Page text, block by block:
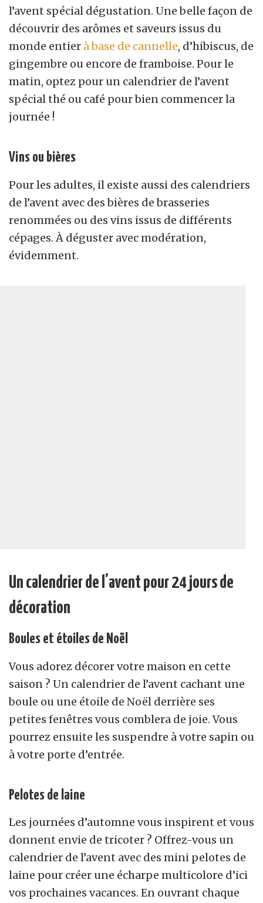
l’avent spécial dégustation. Une belle façon de
découvrir des arômes et saveurs issus du
monde entier à base de cannelle, d’hibiscus, de
gingembre ou encore de framboise. Pour le
matin, optez pour un calendrier de l’avent
spécial thé ou café pour bien commencer la
journée !
Vins ou bières
Pour les adultes, il existe aussi des calendriers
de l’avent avec des bières de brasseries
renommées ou des vins issus de différents
cépages. À déguster avec modération,
évidemment.
Un calendrier de l’avent pour 24 jours de
décoration
Boules et étoiles de Noël
Vous adorez décorer votre maison en cette
saison ? Un calendrier de l’avent cachant une
boule ou une étoile de Noël derrière ses
petites fenêtres vous comblera de joie. Vous
pourrez ensuite les suspendre à votre sapin ou
à votre porte d’entrée.
Pelotes de laine
Les journées d’automne vous inspirent et vous
donnent envie de tricoter ? Offrez-vous un
calendrier de l’avent avec des mini pelotes de
laine pour créer une écharpe multicolore d’ici
vos prochaines vacances. En ouvrant chaque